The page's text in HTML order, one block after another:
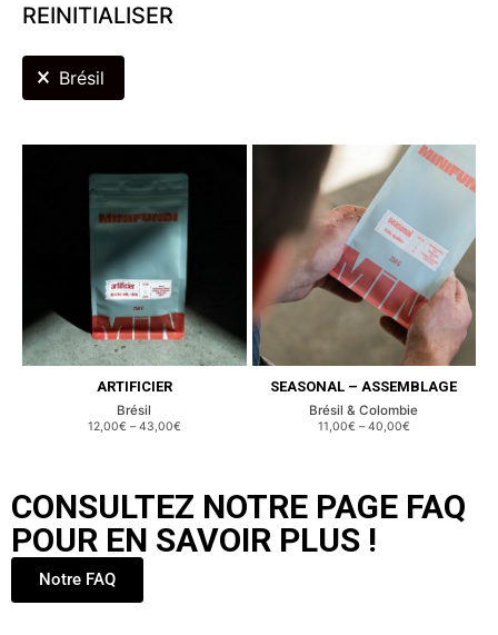
REINITIALISER
REINITIALISER
Brésil
ARTIFICIER
Brésil
12,00€–43,00€
SEASONAL – ASSEMBLAGE
Brésil & Colombie
11,00€–40,00€
CONSULTEZ NOTRE PAGE FAQ
POUR EN SAVOIR PLUS !
Notre FAQ